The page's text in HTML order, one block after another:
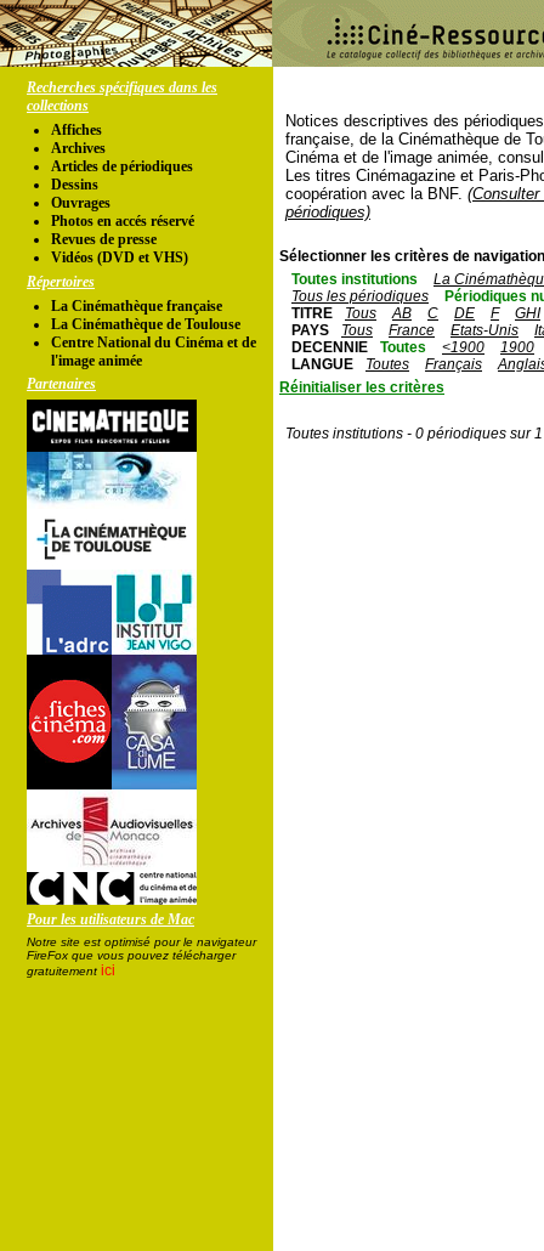
Recherches spécifiques dans les
collections
Affiches
Archives
Articles de périodiques
Dessins
Ouvrages
Photos en accés réservé
Revues de presse
Vidéos (DVD et VHS)
Répertoires
La Cinémathèque française
La Cinémathèque de Toulouse
Centre National du Cinéma et de
l'image animée
Partenaires
Pour les utilisateurs de Mac
Notre site est optimisé pour le navigateur
FireFox que vous pouvez télécharger
gratuitement ici
Notices descriptives des
française, de la Cinémathèque de
Cinéma et de l'image animée,
Les titres Cinémagazine et Paris-
coopération avec la BNF.
périodiques)
Sélectionner les critères de
Toutes institutions
La
Tous les périodiques
Périodiques
TITRE
Tous AB C DE F
GHI
PAYS
Tous France Etats-Unis
DECENNIE
Toutes <1900
1900
LANGUE
Toutes Français
Réinitialiser les critères
Toutes institutions - 0 périodiques sur